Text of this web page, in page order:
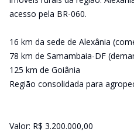
acesso pela BR-060.
16 km da sede de Alexânia
78 km de Samambaia-DF
125 km de Goiânia
Região consolidada para
Valor: R$ 3.200.000,00